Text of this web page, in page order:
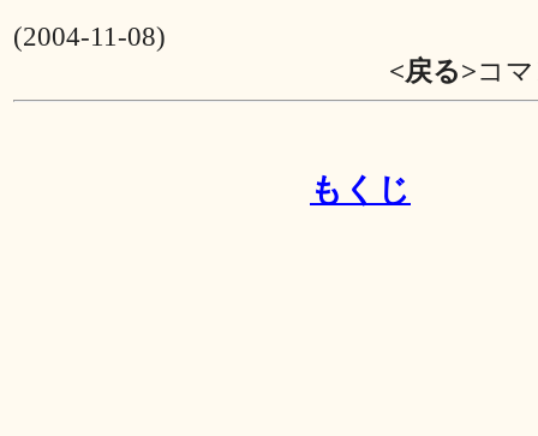
(2004-11-08)
<戻る>コ
もくじ